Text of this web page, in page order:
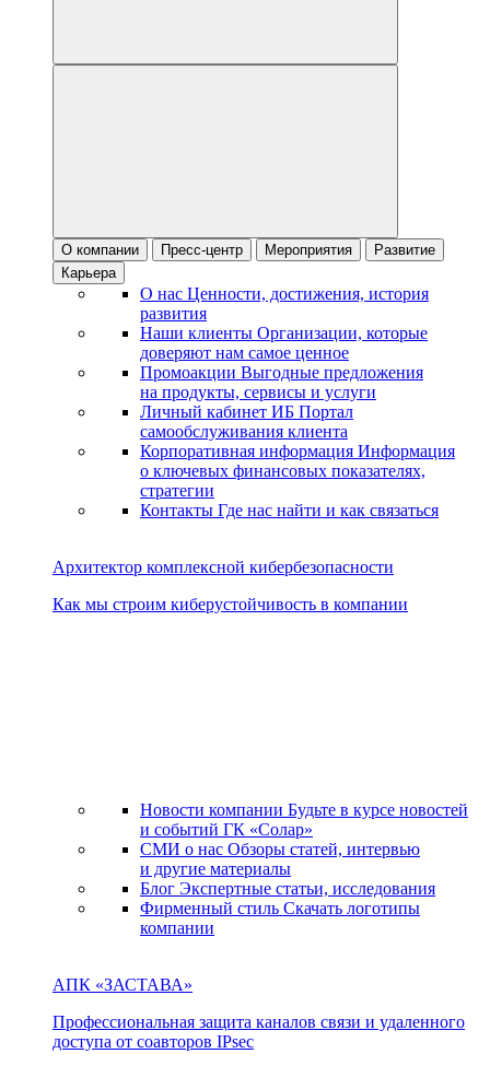
О компании Пресс-центр Мероприятия
Развитие
Карьера
О нас Ценности, достижения, история
развития
Наши клиенты Организации, которые
доверяют нам самое ценное
Промоакции Выгодные предложения
на продукты, сервисы и услуги
Личный кабинет ИБ Портал
самообслуживания клиента
Корпоративная информация Информация
о ключевых финансовых показателях,
стратегии
Контакты Где нас найти и как связаться
Архитектор комплексной кибербезопасности
Как мы строим киберустойчивость в компании
Новости компании Будьте в курсе новостей
и событий ГК «Солар»
СМИ о нас Обзоры статей, интервью
и другие материалы
Блог Экспертные статьи, исследования
Фирменный стиль Скачать логотипы
компании
АПК «ЗАСТАВА»
Профессиональная защита каналов связи и удаленного
доступа от соавторов IPsec